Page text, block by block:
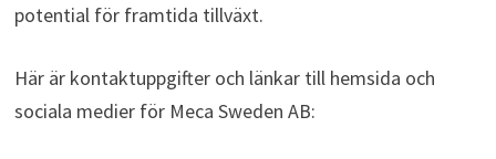
potential för framtida tillväxt.
Här är kontaktuppgifter och länkar till hemsida och
sociala medier för Meca Sweden AB: